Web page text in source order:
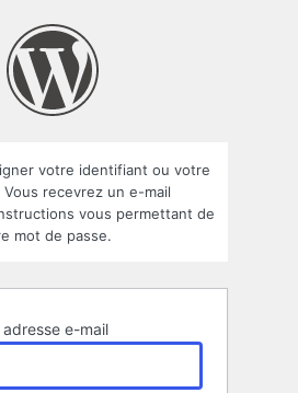
votre identifiant ou votre
recevrez un e-mail
vous permettant de
mot de passe.
e-mail